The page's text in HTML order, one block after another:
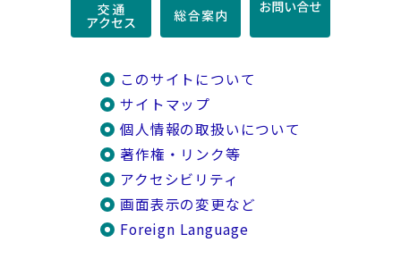
このサイトについて
サイトマップ
個人情報の取扱いについて
著作権・リンク等
アクセシビリティ
画面表示の変更など
Foreign Language